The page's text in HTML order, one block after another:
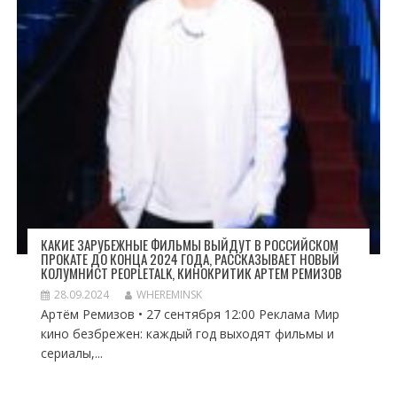
КАКИЕ ЗАРУБЕЖНЫЕ ФИЛЬМЫ ВЫЙДУТ В РОССИЙСКОМ
ПРОКАТЕ ДО КОНЦА 2024 ГОДА, РАССКАЗЫВАЕТ НОВЫЙ
КОЛУМНИСТ PEOPLETALK, КИНОКРИТИК АРТЕМ РЕМИЗОВ
28.09.2024 WHEREMINSK
Артём Ремизов • 27 сентября 12:00 Реклама Мир
кино безбрежен: каждый год выходят фильмы и
сериалы,...